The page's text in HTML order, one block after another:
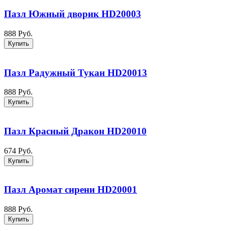
Пазл Южный дворик HD20003
888 Руб.
Купить
Пазл Радужный Тукан HD20013
888 Руб.
Купить
Пазл Красный Дракон HD20010
674 Руб.
Купить
Пазл Аромат сирени HD20001
888 Руб.
Купить